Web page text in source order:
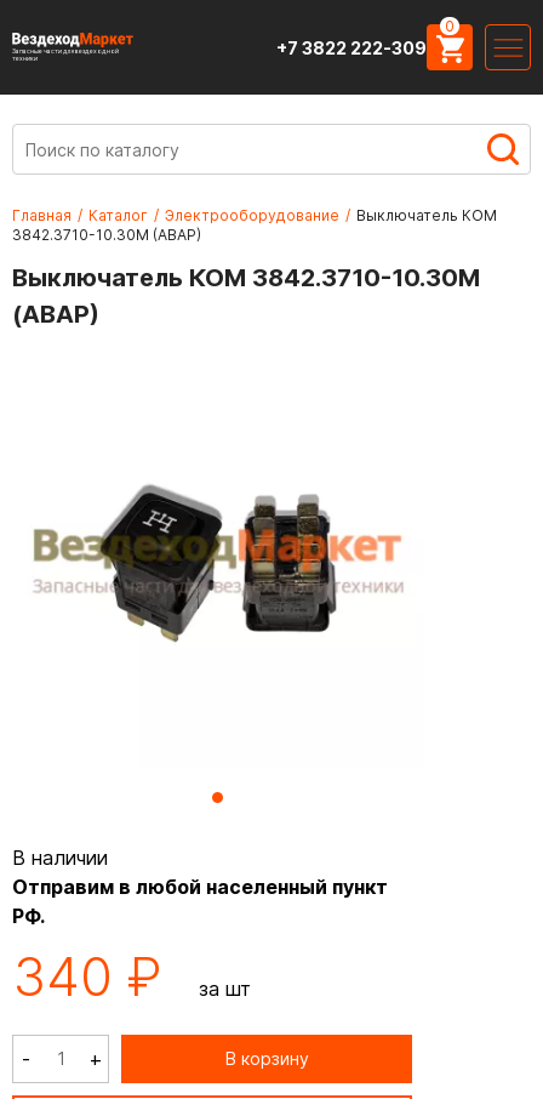
Запасные части для вездеходной
техники
+7 3822 222-309
0
Главная / Каталог / Электрооборудование / Выключатель КОМ
3842.3710-10.30М (АВАР)
Выключатель КОМ 3842.3710-10.30М
(АВАР)
В наличии
Отправим в любой населенный пункт
РФ.
340 ₽ за шт
- + В корзину